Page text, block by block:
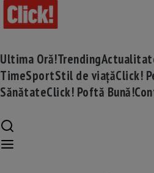
Ultima Oră!Trending
TimeSportStil de viațăClick!
SănătateClick! Poftă Bună!